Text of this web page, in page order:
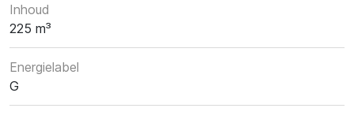
Inhoud
225 m³
Energielabel
G